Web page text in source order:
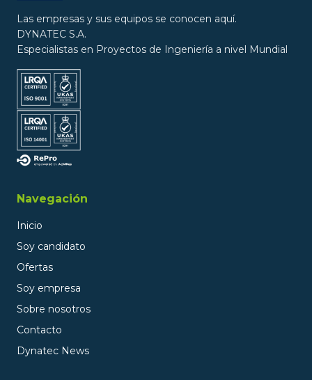
Las empresas y sus equipos se conocen aquí.
DYNATEC S.A.
Especialistas en Proyectos de Ingeniería a nivel Mundial
Navegación
Inicio
Soy candidato
Ofertas
Soy empresa
Sobre nosotros
Contacto
Dynatec News